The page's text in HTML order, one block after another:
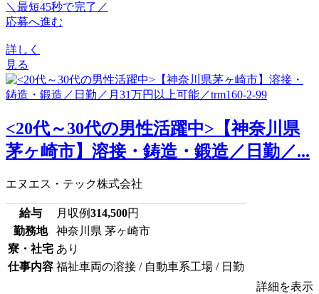
＼最短45秒で完了／
応募へ進む
詳しく
見る
<20代～30代の男性活躍中>【神奈川県
茅ヶ崎市】溶接・鋳造・鍛造／日勤／...
エヌエス・テック株式会社
給与 月収例314,500円
勤務地
神奈川県 茅ヶ崎市
寮・社宅 あり
仕事内容 福祉車両の溶接 / 自動車系工場 / 日勤
詳細を表示